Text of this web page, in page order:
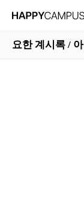
요한 계시록 /